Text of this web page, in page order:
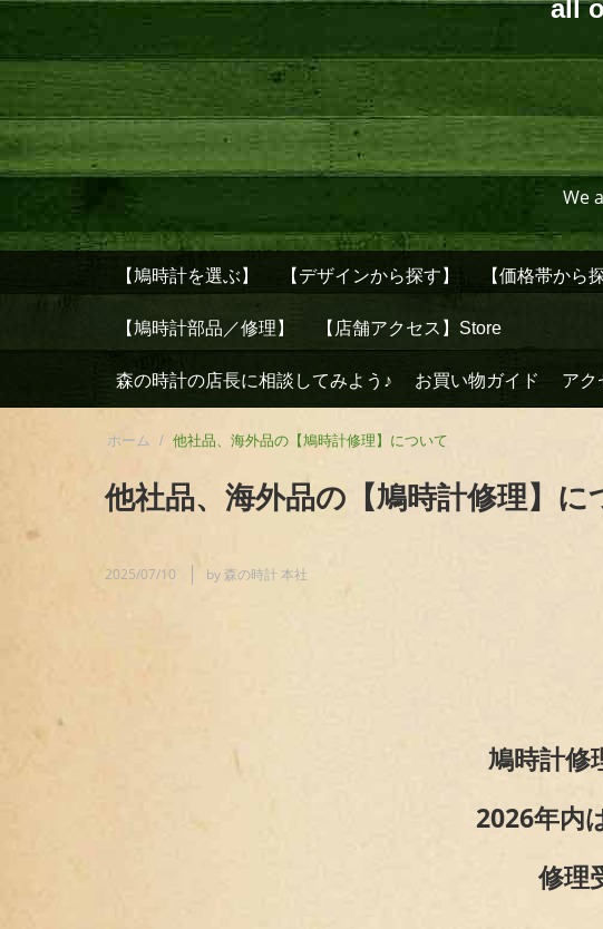
all
We
【鳩時計を選ぶ】 【デザインから探す】 【価格帯から
【鳩時計部品／修理】 【店舗アクセス】Store
森の時計の店長に相談してみよう♪ お買い物ガイド アク
ホーム / 他社品、海外品の【鳩時計修理】について
他社品、海外品の【鳩時計修理】に
2025/07/10 by 森の時計 本社
鳩時計修
2026年内
修理